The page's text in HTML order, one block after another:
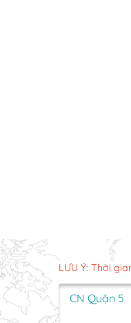
LƯU Ý: Thời
CN Quận 5